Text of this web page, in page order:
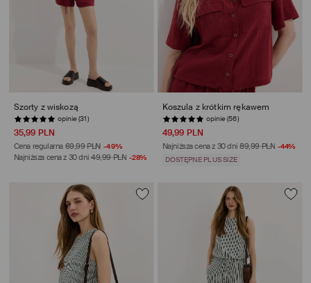
Szorty z wiskozą
opinie (31)
35,99 PLN
Cena regularna 69,99 PLN -49%
Najniższa cena z 30 dni 49,99 PLN -28%
Koszula z krótkim rękawem
opinie (56)
49,99 PLN
Najniższa cena z 30 dni 89,99 PLN -44%
DOSTĘPNE PLUS SIZE